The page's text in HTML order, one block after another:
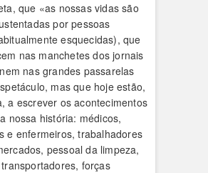
que «as nossas vidas são
por pessoas
esquecidas), que
nas manchetes dos jornais
nas grandes passarelas
mas que hoje estão,
a escrever os acontecimentos
nossa história: médicos,
e enfermeiros, trabalhadores
pessoal da limpeza,
forças